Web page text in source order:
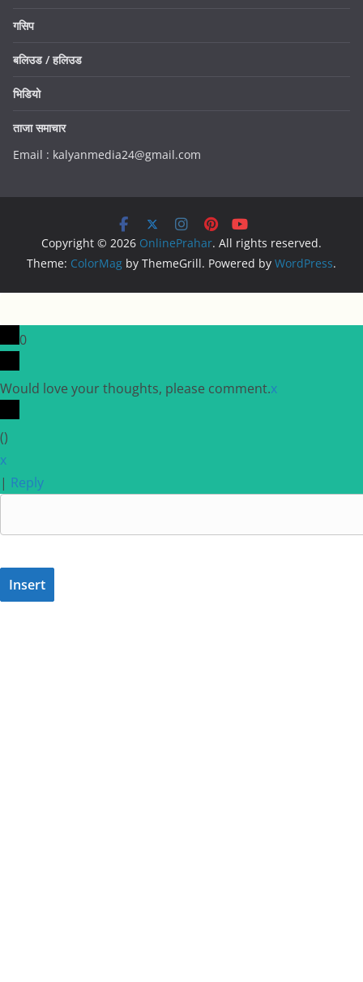
गसिप
बलिउड / हलिउड
भिडियो
ताजा समाचार
Email : kalyanmedia24@gmail.com
Copyright © 2026 OnlinePrahar. All rights reserved.
Theme: ColorMag by ThemeGrill. Powered by WordPress.
0
Would love your thoughts, please comment.x
()
x
| Reply
Insert